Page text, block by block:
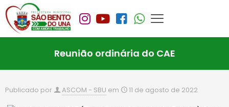
Reunião ordinária do CAE
Publicado por ASCOM - SBU em 11 de agosto de 2022